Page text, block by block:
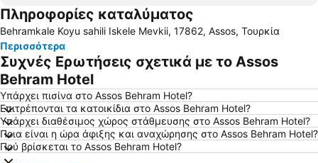
Απολιθωμένο Δάσος Λέσβου
Παραδοσιακός οικισμός Μολύβου
Μουσείο Ελιάς Λέσβου
Κανόνι
Τσόνια
Πανηγύρι Ταξιάρχη Μανταμάδου
Παραδοσιακός Οικισμός Πέτρας
Παραδοσιακός Οικισμός Παναγιούδας
Ayvacik
Πλαζ Τσαμάκια
Sarimsakli Beach
Mount Ida
Αρχαίο Θέατρο
Λιμανάκι Άσσου
Το πανηγύρι των Μιστεγνών
Πληροφορίες καταλύματος
Behramkale Koyu sahili Iskele Mevkii, 17862, Assos, Τουρκία
Περισσότερα
Συχνές Ερωτήσεις σχετικά με το Assos
Behram Hotel
Υπάρχει πισίνα στο Assos Behram Hotel?
Επιτρέπονται τα κατοικίδια στο Assos Behram Hotel?
Υπάρχει διαθέσιμος χώρος στάθμευσης στο Assos Behram Hotel?
Ποια είναι η ώρα άφιξης και αναχώρησης στο Assos Behram Hotel?
Πού βρίσκεται το Assos Behram Hotel?